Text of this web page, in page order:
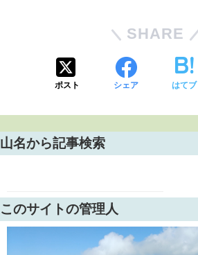
SHARE
ポスト シェア はてブ
山名から記事検索
このサイトの管理人